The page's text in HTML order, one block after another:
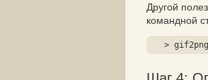
Другой
командной
>